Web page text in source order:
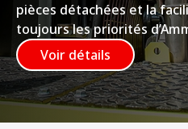
pièces détachées et la
toujours les priorités
Voir détails